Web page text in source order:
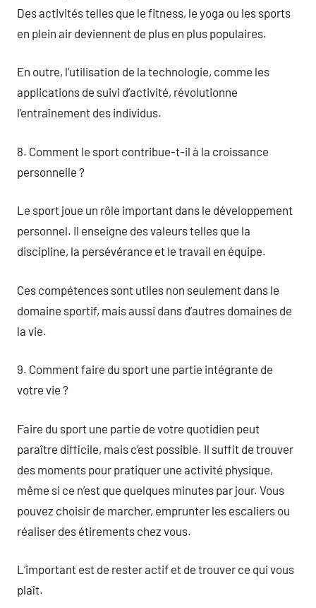
Des activités telles que le fitness, le yoga ou les sports
en plein air deviennent de plus en plus populaires.
En outre, l’utilisation de la technologie, comme les
applications de suivi d’activité, révolutionne
l’entraînement des individus.
8. Comment le sport contribue-t-il à la croissance
personnelle ?
Le sport joue un rôle important dans le développement
personnel. Il enseigne des valeurs telles que la
discipline, la persévérance et le travail en équipe.
Ces compétences sont utiles non seulement dans le
domaine sportif, mais aussi dans d’autres domaines de
la vie.
9. Comment faire du sport une partie intégrante de
votre vie ?
Faire du sport une partie de votre quotidien peut
paraître difficile, mais c’est possible. Il suffit de trouver
des moments pour pratiquer une activité physique,
même si ce n’est que quelques minutes par jour. Vous
pouvez choisir de marcher, emprunter les escaliers ou
réaliser des étirements chez vous.
L’important est de rester actif et de trouver ce qui vous
plaît.